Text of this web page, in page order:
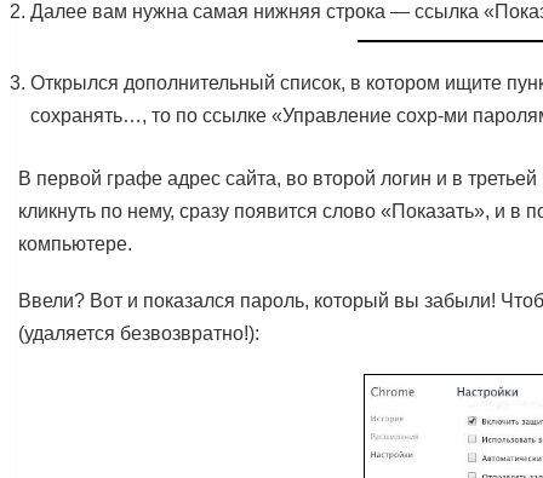
Далее вам нужна самая нижняя строка — ссылка
Открылся дополнительный список, в котором ищите
сохранять…, то по ссылке «Управление сохр-ми
В первой графе адрес сайта, во второй логин и в
кликнуть по нему, сразу появится слово «Показать», и
компьютере.
Ввели? Вот и показался пароль, который вы забыли!
(удаляется безвозвратно!):